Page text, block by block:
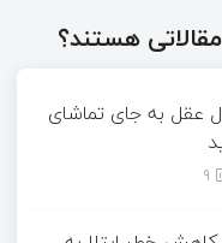
هستند؟
عقل به جای تماشای
9